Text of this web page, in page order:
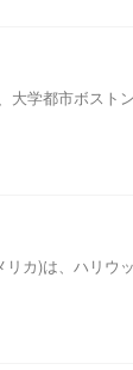
学都市ボス
カ)は、ハリ